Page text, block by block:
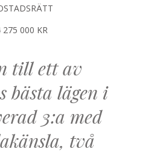
275 000 KR
till ett av
bästa lägen i
3:a med
två